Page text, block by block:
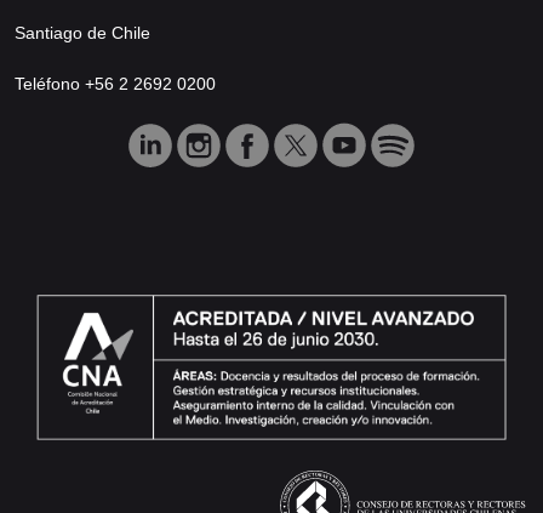
Santiago de Chile
Teléfono +56 2 2692 0200